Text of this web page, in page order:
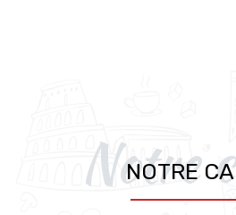
Notre
NOTRE